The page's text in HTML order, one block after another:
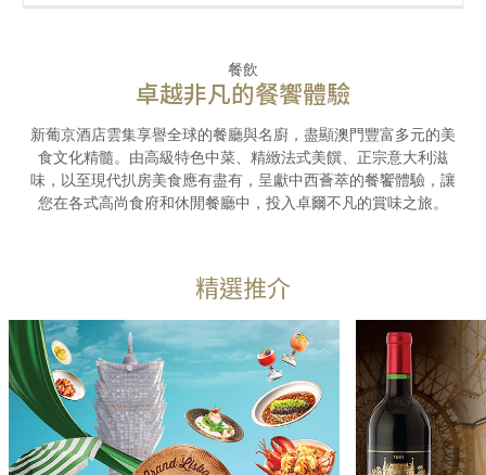
餐飲
卓越非凡的餐饗體驗
新葡京酒店雲集享譽全球的餐廳與名廚，盡顯澳門豐富多元的美
食文化精髓。由高級特色中菜、精緻法式美饌、正宗意大利滋
味，以至現代扒房美食應有盡有，呈獻中西薈萃的餐饗體驗，讓
您在各式高尚食府和休閒餐廳中，投入卓爾不凡的賞味之旅。
精選推介